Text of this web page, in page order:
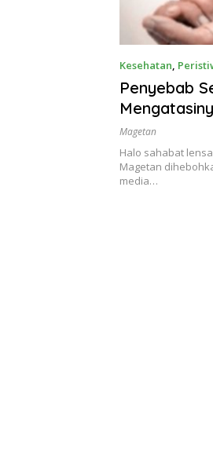
Kesehatan,
Penyebab
Magetan
Halo sahabat
Magetan
media…